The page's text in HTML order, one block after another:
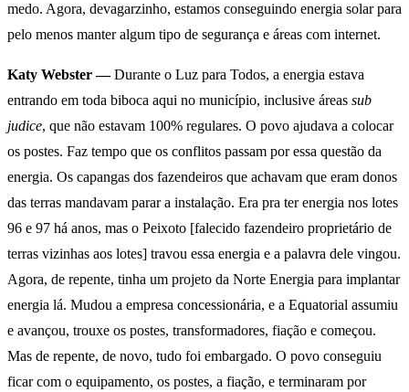
medo. Agora, devagarzinho, estamos conseguindo energia solar para
pelo menos manter algum tipo de segurança e áreas com internet.
Katy Webster —Durante o Luz para Todos, a energia estava
entrando em toda biboca aqui no município, inclusive áreas sub
judice, que não estavam 100% regulares. O povo ajudava a colocar
os postes. Faz tempo que os conflitos passam por essa questão da
energia. Os capangas dos fazendeiros que achavam que eram donos
das terras mandavam parar a instalação. Era pra ter energia nos lotes
96 e 97 há anos, mas o Peixoto [falecido fazendeiro proprietário de
terras vizinhas aos lotes] travou essa energia e a palavra dele vingou.
Agora, de repente, tinha um projeto da Norte Energia para implantar
energia lá. Mudou a empresa concessionária, e a Equatorial assumiu
e avançou, trouxe os postes, transformadores, fiação e começou.
Mas de repente, de novo, tudo foi embargado. O povo conseguiu
ficar com o equipamento, os postes, a fiação, e terminaram por